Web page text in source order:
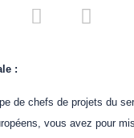
:
de chefs de projets du
vous avez pour